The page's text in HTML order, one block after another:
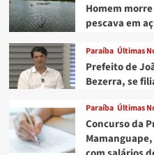
Homem
pescava em
Paraíba Últimas
Prefeito de
Bezerra, se
Paraíba Últimas
Concurso da